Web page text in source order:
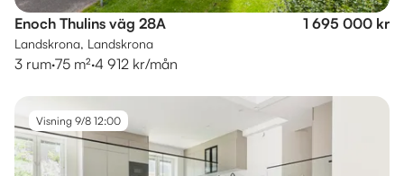
Enoch Thulins väg 28A 1 695 000 kr
Landskrona, Landskrona
3 rum·75 m²·4 912 kr/mån
Visning 9/8 12:00